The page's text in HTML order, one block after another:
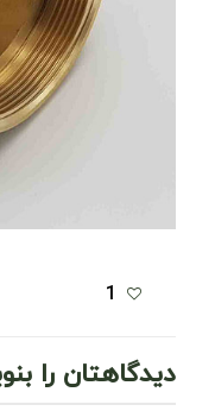
1
دیدگاهتان را